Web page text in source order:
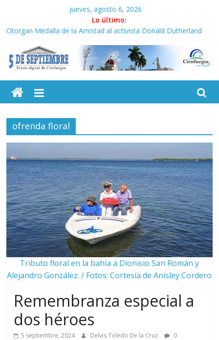
contenido
jueves, agosto 6, 2026
Lo último:
Culmina servicio militar activo para jóvenes en Cienfuegos
Es de nosotros
Convocan a segunda edición de Beca para realizadoras mayores
de 50 años
5
Septiembre
Diario
digital
Cienfuegos,
Cuba
ofrenda floral
Tributo floral en la bahía a Dionisio San Román y
Alejandro González. / Fotos: Cortesía de Anisley Cordero
Remembranza especial a
dos héroes
5 septiembre, 2024 Delvis Toledo De la Cruz
0